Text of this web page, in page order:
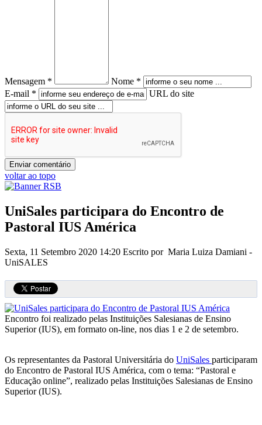
Mensagem *
Nome *
E-mail *
URL do site
voltar ao topo
UniSales participara do Encontro de
Pastoral IUS América
Sexta, 11 Setembro 2020 14:20 Escrito por Maria Luiza Damiani -
UniSALES
Encontro foi realizado pelas Instituições Salesianas de Ensino
Superior (IUS), em formato on-line, nos dias 1 e 2 de setembro.
Os representantes da Pastoral Universitária do UniSales participaram
do Encontro de Pastoral IUS América, com o tema: “Pastoral e
Educação online”, realizado pelas Instituições Salesianas de Ensino
Superior (IUS).